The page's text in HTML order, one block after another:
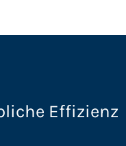
Effizienz